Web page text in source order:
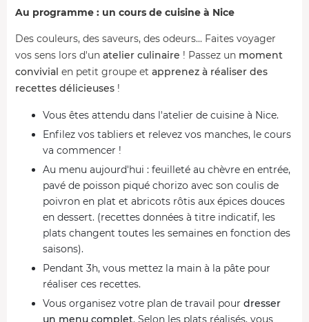
Au programme : un cours de cuisine à Nice
Des couleurs, des saveurs, des odeurs... Faites voyager
vos sens lors d'un atelier culinaire ! Passez un moment
convivial en petit groupe et apprenez à réaliser des
recettes délicieuses !
Vous êtes attendu dans l'atelier de cuisine à Nice.
Enfilez vos tabliers et relevez vos manches, le cours
va commencer !
Au menu aujourd'hui : feuilleté au chèvre en entrée,
pavé de poisson piqué chorizo avec son coulis de
poivron en plat et abricots rôtis aux épices douces
en dessert. (recettes données à titre indicatif, les
plats changent toutes les semaines en fonction des
saisons).
Pendant 3h, vous mettez la main à la pâte pour
réaliser ces recettes.
Vous organisez votre plan de travail pour dresser
un menu complet. Selon les plats réalisés, vous